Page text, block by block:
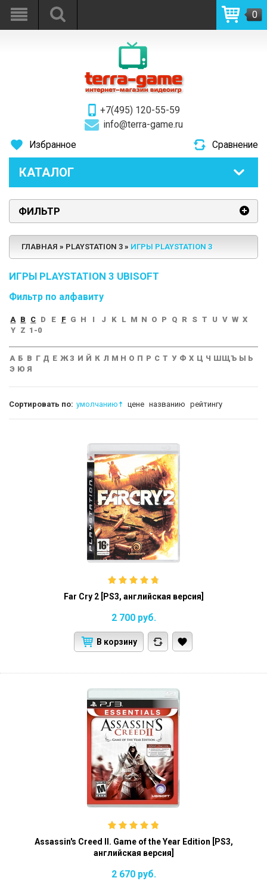
+7(495) 120-55-59
info@terra-game.ru
0
Избранное Сравнение
КАТАЛОГ
ФИЛЬТР
ГЛАВНАЯ PLAYSTATION 3 ИГРЫ PLAYSTATION 3
ИГРЫ PLAYSTATION 3 UBISOFT
Фильтр по алфавиту
A B C D E F G H I J K L M N O P Q R S T U V W X
Y
Z 1-0
А Б В Г Д Е ЖЗ И Й К Л М Н О П Р С Т У Ф Х Ц Ч ШЩЪ Ы Ь
Э Ю Я
Сортировать по: умолчанию цене названию рейтингу
Far Cry 2 [PS3, английская версия]
2 700 руб.
В корзину
Assassin's Creed II. Game of the Year Edition [PS3,
английская версия]
2 670 руб.